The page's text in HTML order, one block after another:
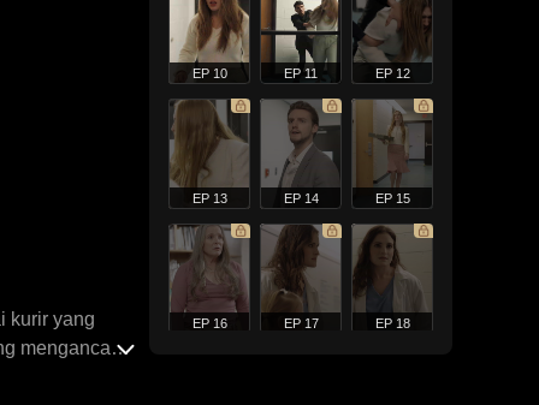
kurir yang
mengancam
EP 10 EP 11 EP 12
EP 13 EP 14 EP 15
EP 16 EP 17 EP 18